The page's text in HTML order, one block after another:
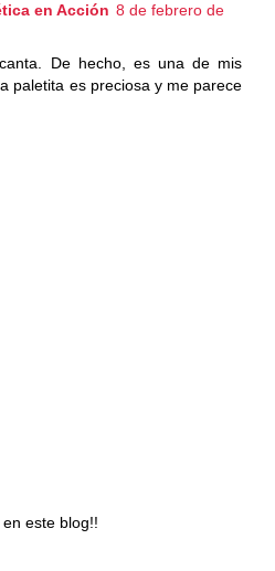
en Acción 8 de febrero de
De hecho, es una de mis
paletita es preciosa y me parece
este blog!!